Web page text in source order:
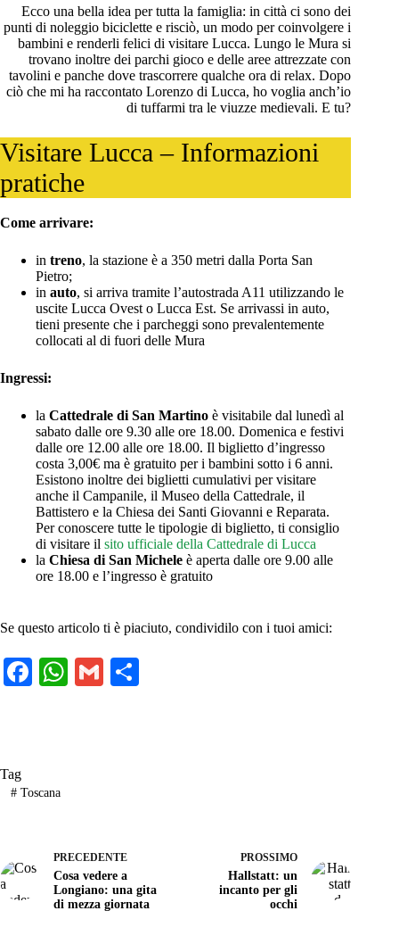
Ecco una bella idea per tutta la famiglia: in città ci sono dei
punti di noleggio biciclette e risciò, un modo per coinvolgere i
bambini e renderli felici di visitare Lucca. Lungo le Mura si
trovano inoltre dei parchi gioco e delle aree attrezzate con
tavolini e panche dove trascorrere qualche ora di relax. Dopo
ciò che mi ha raccontato Lorenzo di Lucca, ho voglia anch’io
di tuffarmi tra le viuzze medievali. E tu?
Visitare Lucca – Informazioni
pratiche
Come arrivare:
in treno, la stazione è a 350 metri dalla Porta San
Pietro;
in auto, si arriva tramite l’autostrada A11 utilizzando le
uscite Lucca Ovest o Lucca Est. Se arrivassi in auto,
tieni presente che i parcheggi sono prevalentemente
collocati al di fuori delle Mura
Ingressi:
la Cattedrale di San Martino è visitabile dal lunedì al
sabato dalle ore 9.30 alle ore 18.00. Domenica e festivi
dalle ore 12.00 alle ore 18.00. Il biglietto d’ingresso
costa 3,00€ ma è gratuito per i bambini sotto i 6 anni.
Esistono inoltre dei biglietti cumulativi per visitare
anche il Campanile, il Museo della Cattedrale, il
Battistero e la Chiesa dei Santi Giovanni e Reparata.
Per conoscere tutte le tipologie di biglietto, ti consiglio
di visitare il sito ufficiale della Cattedrale di Lucca
la Chiesa di San Michele è aperta dalle ore 9.00 alle
ore 18.00 e l’ingresso è gratuito
Se questo articolo ti è piaciuto, condividilo con i tuoi amici:
Fa W
G
Tag
#Toscana
PRECEDENTE
Cosa vedere a
Longiano: una gita
di mezza giornata
PROSSIMO
Hallstatt: un
incanto per gli
occhi